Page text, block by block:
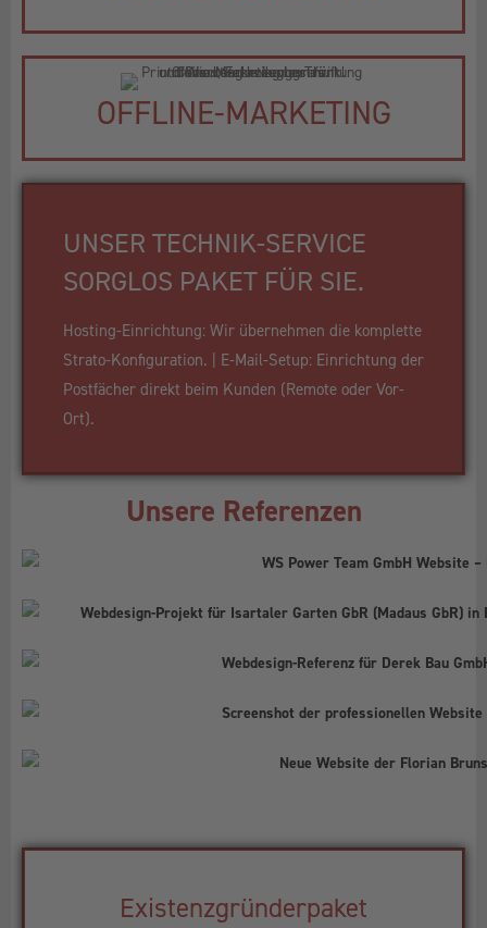
OFFLINE-MARKETING
UNSER TECHNIK-SERVICE
SORGLOS PAKET FÜR SIE.
Hosting-Einrichtung: Wir übernehmen die komplette
Strato-Konfiguration. | E-Mail-Setup: Einrichtung der
Postfächer direkt beim Kunden (Remote oder Vor-
Ort).
Unsere Referenzen
Existenzgründerpaket